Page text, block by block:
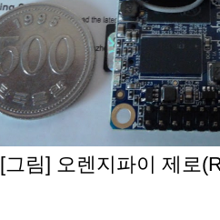
[그림] 오렌지파이 제로